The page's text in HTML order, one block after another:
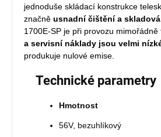
jednoduše skládací konstrukce
značně usnadní čištění a
1700E-SP je při provozu mimořádně
a servisní náklady jsou velmi
produkuje nulové emise.
Technické parametry
Hmotnost
56V, bezuhlíkový